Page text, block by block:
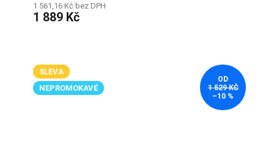
1 561,16 Kč bez DPH
1 889 Kč
SLEVA
NEPROMOKAVÉ
OD
1 529 KČ
–10 %